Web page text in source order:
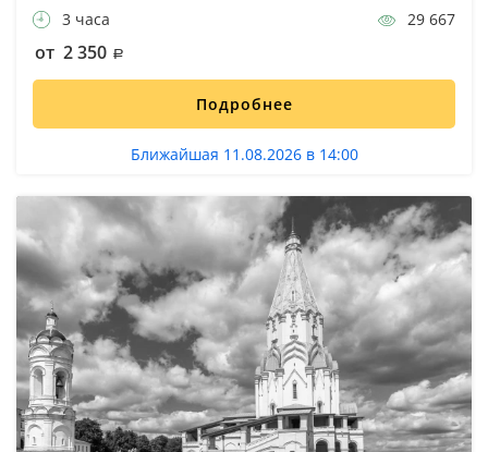
3 часа
29 667
от 2 350
Подробнее
Ближайшая 11.08.2026 в 14:00